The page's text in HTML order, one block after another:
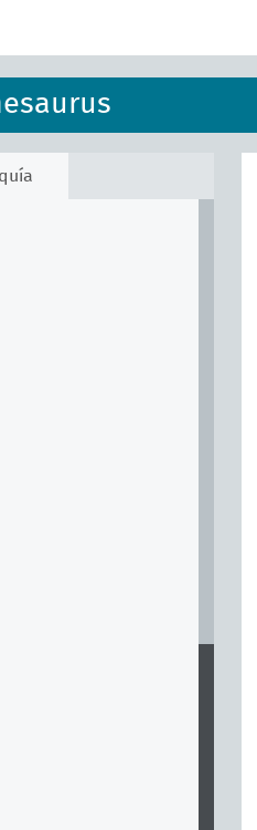
commerciale